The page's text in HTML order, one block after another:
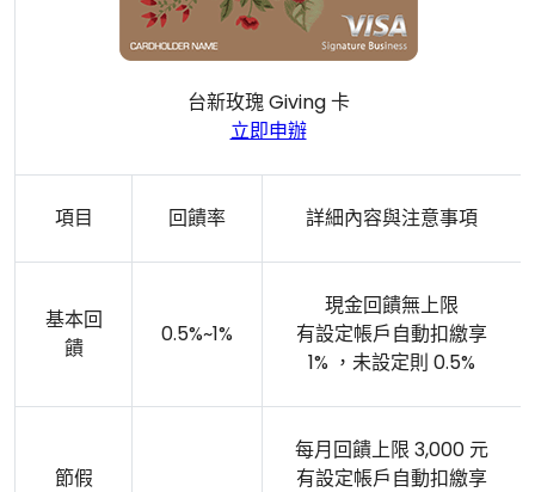
台新玫瑰 Giving 卡
立即申辦
項目 回饋率 詳細內容與注意事項
基本回
饋
0.5%~1%
現金回饋無上限
有設定帳戶自動扣繳享
1% ，未設定則 0.5%
節假
每月回饋上限 3,000 元
有設定帳戶自動扣繳享